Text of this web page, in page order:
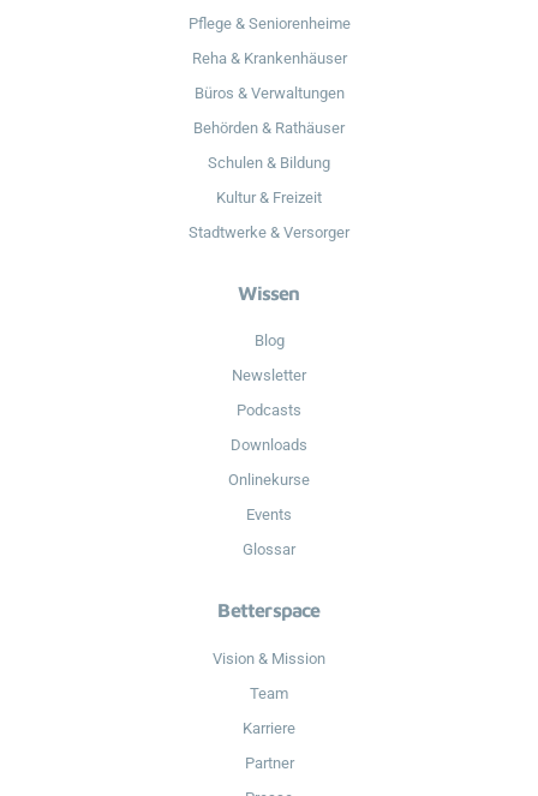
Pflege & Seniorenheime
Reha & Krankenhäuser
Büros & Verwaltungen
Behörden & Rathäuser
Schulen & Bildung
Kultur & Freizeit
Stadtwerke & Versorger
Wissen
Blog
Newsletter
Podcasts
Downloads
Onlinekurse
Events
Glossar
Betterspace
Vision & Mission
Team
Karriere
Partner